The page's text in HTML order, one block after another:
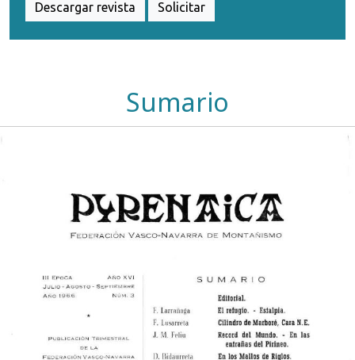
Descargar revista Solicitar
Sumario